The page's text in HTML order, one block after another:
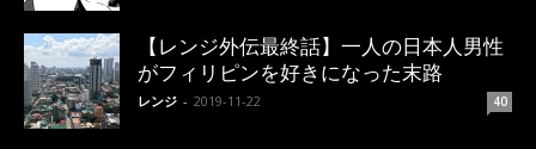
【レンジ外伝最終話】一人の日本人男性
がフィリピンを好きになった末路
レンジ - 2019-11-22 40